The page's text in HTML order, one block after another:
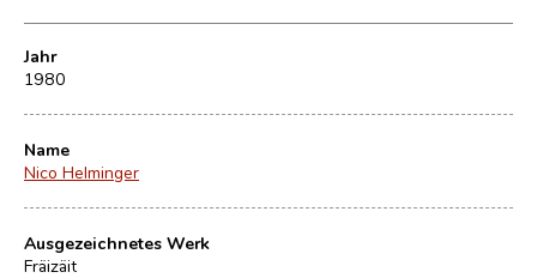
Jahr
1980
Name
Nico Helminger
Ausgezeichnetes Werk
Fräizäit